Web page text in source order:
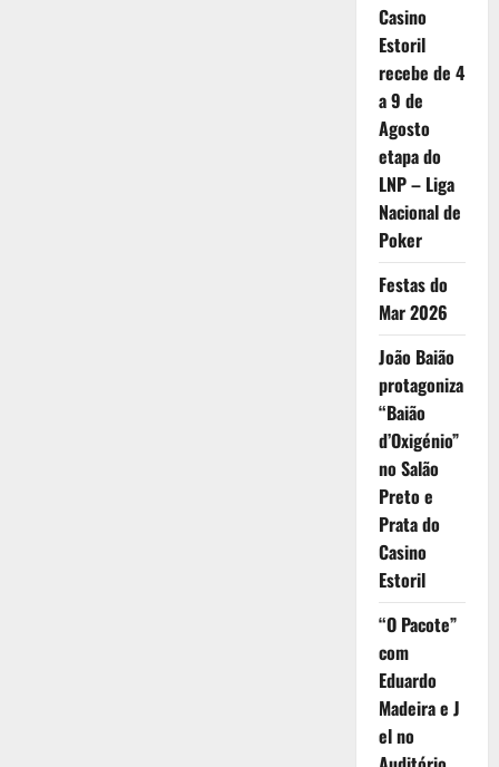
Casino
Estoril
recebe de 4
a 9 de
Agosto
etapa do
LNP – Liga
Nacional de
Poker
Festas do
Mar 2026
João Baião
protagoniza
“Baião
d’Oxigénio”
no Salão
Preto e
Prata do
Casino
Estoril
“O Pacote”
com
Eduardo
Madeira e J
el no